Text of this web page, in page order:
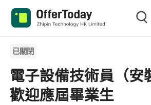
已關閉
電子設備技術員（安
歡迎應屆畢業生